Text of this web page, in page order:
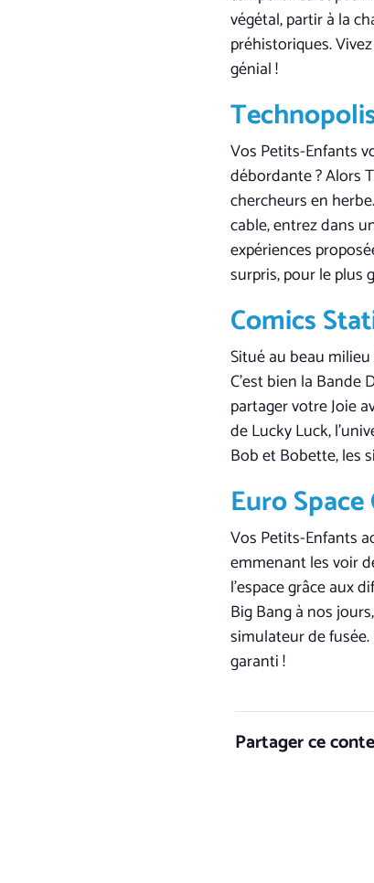
végétal, partir à la
préhistoriques.
génial !
Vos Petits-Enfants
débordante ? Alors
chercheurs en
cable, entrez dans
expériences
surpris, pour le plus
Comics
Situé au beau
C’est bien la Bande
partager votre Joie
de Lucky Luck,
Bob et Bobette, les
Euro
Vos Petits-Enfants
emmenant les voir
l’espace grâce aux
Big Bang à nos
simulateur de
garanti !
Partager ce